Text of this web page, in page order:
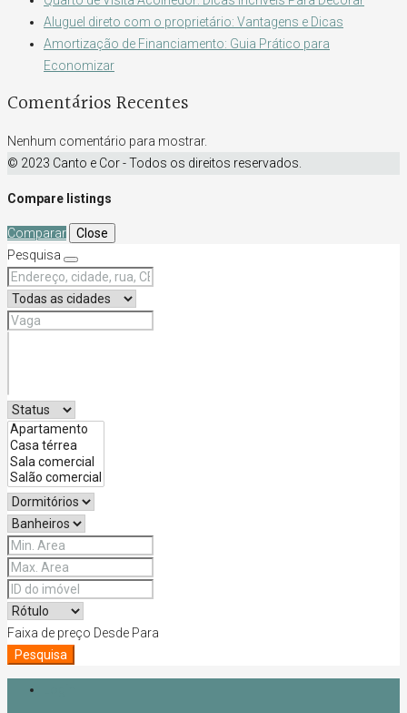
Aluguel direto com o proprietário: Vantagens e Dicas
Amortização de Financiamento: Guia Prático para
Economizar
Comentários Recentes
Nenhum comentário para mostrar.
© 2023 Canto e Cor - Todos os direitos reservados.
Compare listings
Comparar
Close
Pesquisa
Faixa de preço Desde Para
Pesquisa